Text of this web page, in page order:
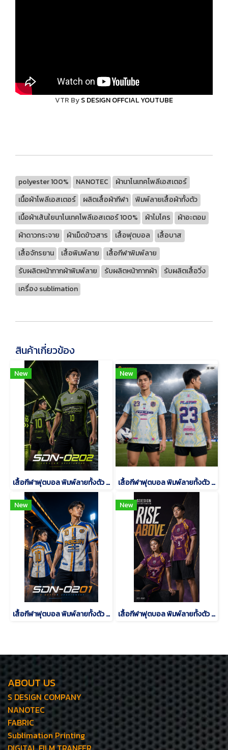
VTR ByS DESIGN OFFCIAL YOUTUBE
polyester 100% NANOTEC
ผ้านาโนเทคโพลีเอสเตอร์
เนื้อผ้าโพลีเอสเตอร์
ผลิตเสื้อผ้ากีฬา
พิมพ์ลายเสื้อผ้าทั้งตัว
เนื้อผ้าเส้นใยนาโนเทคโพลีเอสเตอร์ 100%
ผ้าไมโคร
ผ้าอะตอม
ผ้าดาวกระจาย
ผ้าเม็ดข้าวสาร เสื้อฟุตบอล
เสื้อบาส
เสื้อจักรยาน
เสื้อพิมพ์ลาย
เสื้อกีฬาพิมพ์ลาย
รับผลิตหน้ากากผ้าพิมพ์ลาย
รับผลิตหน้ากากผ้า
รับผลิตเสื้อวิ่ง
เครื่อง sublimation
สินค้าเกี่ยวข้อง
New
เสื้อกีฬาฟุตบอล พิมพ์ลายทั้งตัว เนื้อผ้า "นาโนเทค"SDN-0202
New
เสื้อกีฬาฟุตบอล พิมพ์ลายทั้งตัว เนื้อผ้า "นาโนเทค"SD-484
New
เสื้อกีฬาฟุตบอล พิมพ์ลายทั้งตัว เนื้อผ้า "นาโนเทค"SDN-0201
New
เสื้อกีฬาฟุตบอล พิมพ์ลายทั้งตัว เนื้อผ้า "นาโนเทค"SD-500
ABOUT US
S DESIGN COMPANY
NANOTEC
FABRIC
Sublimation Printing